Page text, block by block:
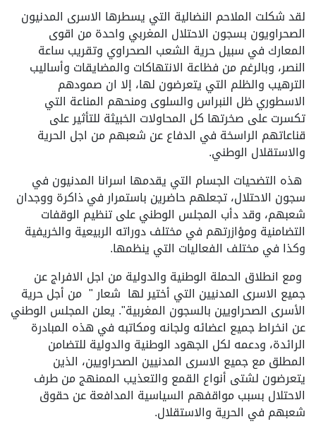
لقد شكلت الملاحم النضالية التي يسطرها الاسرى المدنيون
الصحراويون بسجون الاحتلال المغربي واحدة من اقوى
المعارك في سبيل حرية الشعب الصحراوي وتقريب ساعة
النصر، وبالرغم من فظاعة الانتهاكات والمضايقات وأساليب
الترهيب والظلم التي يتعرضون لها، إلا ان صمودهم
الاسطوري ظل النبراس والسلوى ومنحهم المناعة التي
تكسرت على صخرتها كل المحاولات الخبيثة للتأثير على
قناعاتهم الراسخة في الدفاع عن شعبهم من اجل الحرية
والاستقلال الوطني.
هذه التضحيات الجسام التي يقدمها اسرانا المدنيون في
سجون الاحتلال، تجعلهم حاضرين باستمرار في ذاكرة ووجدان
شعبهم، وقد دأب المجلس الوطني على تنظيم الوقفات
التضامنية ومؤازرتهم في مختلف دوراته الربيعية والخريفية
وكذا في مختلف الفعاليات التي ينظمها.
ومع انطلاق الحملة الوطنية والدولية من اجل الافراج عن
جميع الاسرى المدنيين التي أختير لها شعار " من أجل حرية
الأسرى الصحراويين بالسجون المغربية". يعلن المجلس الوطني
عن انخراط جميع اعضائه ولجانه ومكاتبه في هذه المبادرة
الرائدة، ودعمه لكل الجهود الوطنية والدولية للتضامن
المطلق مع جميع الاسرى المدنيين الصحراويين، الذين
يتعرضون لشتى أنواع القمع والتعذيب الممنهج من طرف
الاحتلال بسبب مواقفهم السياسية المدافعة عن حقوق
شعبهم في الحرية والاستقلال.